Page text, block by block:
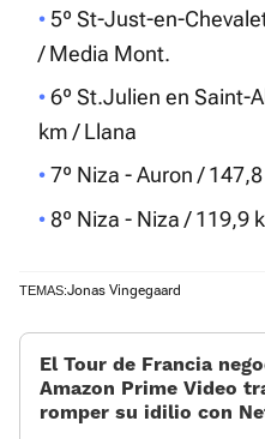
5º St-Just-en-
/ Media Mont.
6º St.Julien en Saint-
km / Llana
7º Niza - Auron /
8º Niza - Niza / 119,9
TEMAS:Jonas Vingegaard
El Tour de Francia
Amazon Prime Video
romper su idilio con